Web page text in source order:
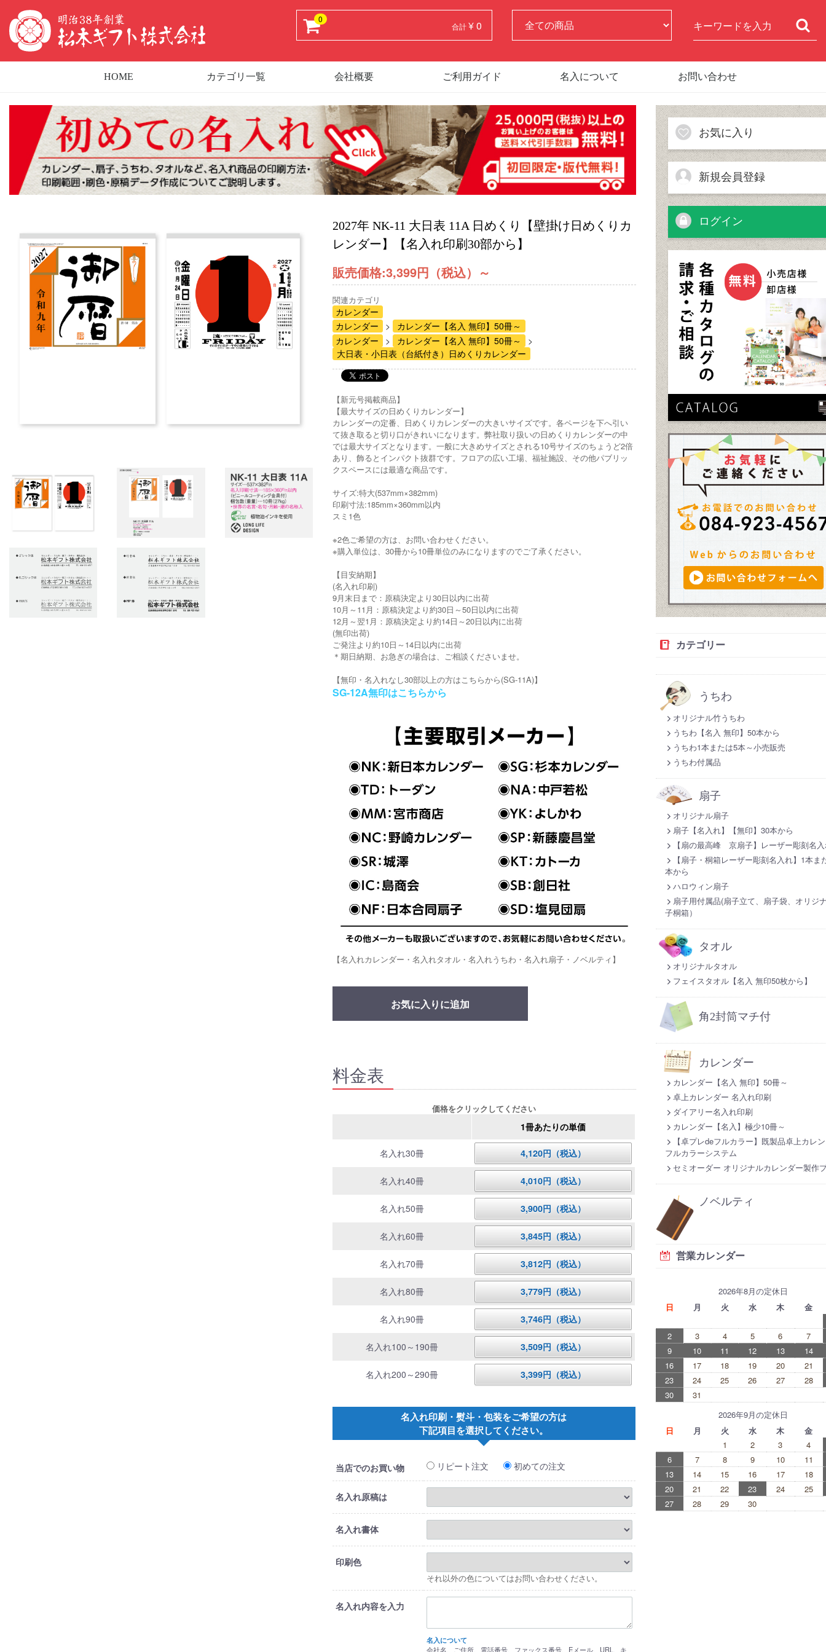
0
合計¥ 0
HOME カテゴリ一覧 会社概要 ご利用ガイド 名入について お問い合わせ
2027年 NK-11 大日表 11A 日めくり【壁掛け日めくりカ
レンダー】【名入れ印刷30部から】
販売価格:3,399円（税込） ～
関連カテゴリ
カレンダー
カレンダー
カレンダー【名入 無印】50冊～
カレンダー
カレンダー【名入 無印】50冊～
大日表・小日表（台紙付き）日めくりカレンダー
【新元号掲載商品】
【最大サイズの日めくりカレンダー】
カレンダーの定番、日めくりカレンダーの大きいサイズです。各ページを下へ引い
て抜き取ると切り口がきれいになります。弊社取り扱いの日めくりカレンダーの中
では最大サイズとなります。一般に大きめサイズとされる10号サイズのちょうど2倍
あり、飾るとインパクト抜群です。フロアの広い工場、福祉施設、その他パブリッ
クスペースには最適な商品です。
サイズ:特大(537mm×382mm)
印刷寸法:185mm×360mm以内
スミ1色
※2色ご希望の方は、お問い合わせください。
※購入単位は、30冊から10冊単位のみになりますのでご了承ください。
【目安納期】
(名入れ印刷)
9月末日まで：原稿決定より30日以内に出荷
10月～11月：原稿決定より約30日～50日以内に出荷
12月～翌1月：原稿決定より約14日～20日以内に出荷
(無印出荷)
ご発注より約10日～14日以内に出荷
＊期日納期、お急ぎの場合は、ご相談くださいませ。
【無印・名入れなし30部以上の方はこちらから(SG-11A)】
SG-12A無印はこちらから
【名入れカレンダー・名入れタオル・名入れうちわ・名入れ扇子・ノベルティ】
お気に入りに追加
料金表
価格をクリックしてください
1冊あたりの単価
名入れ30冊 4,120円（税込）
名入れ40冊 4,010円（税込）
名入れ50冊 3,900円（税込）
名入れ60冊 3,845円（税込）
名入れ70冊 3,812円（税込）
名入れ80冊 3,779円（税込）
名入れ90冊 3,746円（税込）
名入れ100～190冊 3,509円（税込）
名入れ200～290冊 3,399円（税込）
名入れ印刷・熨斗・包装をご希望の方は
下記項目を選択してください。
当店でのお買い物 リピート注文 初めての注文
名入れ原稿は
名入れ書体
印刷色
それ以外の色についてはお問い合わせください。
名入れ内容を入力
名入について
会社名、ご住所、電話番号、ファックス番号、Eメール、URL、キ
お気に入り
新規会員登録
ログイン
カテゴリー
うちわ
オリジナル竹うちわ
うちわ【名入 無印】50本から
うちわ1本または5本～小売販売
うちわ付属品
扇子
オリジナル扇子
扇子【名入れ】【無印】30本から
【扇の最高峰 京扇子】レーザー彫刻名
【扇子・桐箱レーザー彫刻名入れ】1本ま
本から
ハロウィン扇子
扇子用付属品(扇子立て、扇子袋、オリジ
子桐箱）
タオル
オリジナルタオル
フェイスタオル【名入 無印50枚から】
角2封筒マチ付
カレンダー
カレンダー【名入 無印】50冊～
卓上カレンダー 名入れ印刷
ダイアリー名入れ印刷
カレンダー【名入】極少10冊～
【卓プレdeフルカラー】既製品卓上カレ
フルカラーシステム
セミオーダー オリジナルカレンダー製作
ノベルティ
営業カレンダー
2026年8月の定休日
日
月 火 水 木 金
2 3 4 5 6
7
9
10 11 12 13
14
16
17 18 19 20
21
23
24 25 26 27
28
30
31
2026年9月の定休日
日
月 火 水 木
金
1
2 3
4
6
7 8 9 10
11
13
14 15 16 17
18
20
21 22 23 24
25
27
28 29 30